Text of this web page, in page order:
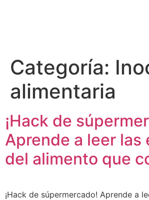
Categoría:
alimentaria
¡Hack de
Aprende a leer las
del alimento que
¡Hack de súpermercado! Aprende a